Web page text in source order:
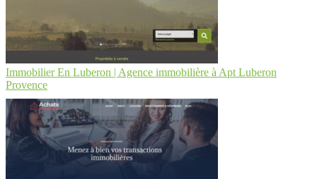
Immobilier En Luberon | Agence immobilière à Apt Luberon
Provence